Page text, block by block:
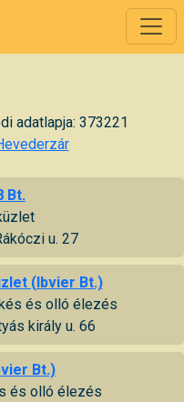
adatlapja: 373221
Bt.
u. 27
(Ibvier Bt.)
és olló élezés
király u. 66
Bt.)
és olló élezés